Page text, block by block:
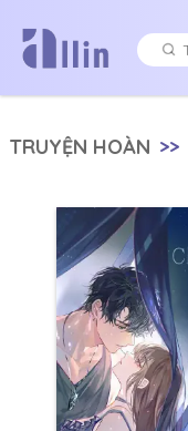
TRUYỆN HOÀN >>